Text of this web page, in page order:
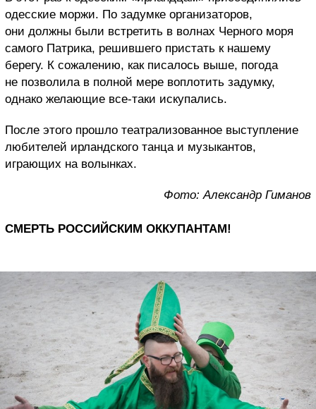
одесские моржи. По задумке организаторов,
они должны были встретить в волнах Черного моря
самого Патрика, решившего пристать к нашему
берегу. К сожалению, как писалось выше, погода
не позволила в полной мере воплотить задумку,
однако желающие все-таки искупались.
После этого прошло театрализованное выступление
любителей ирландского танца и музыкантов,
играющих на волынках.
Фото: Александр Гиманов
СМЕРТЬ РОССИЙСКИМ ОККУПАНТАМ!